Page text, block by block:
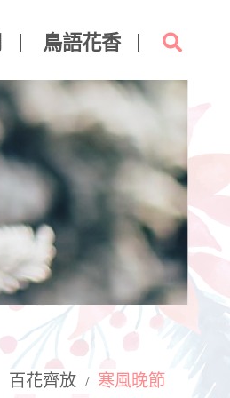
鳥語花香
百花齊放 / 寒風晚節